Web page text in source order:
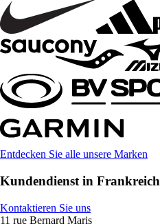
Entdecken Sie alle unsere Marken
Kundendienst in Frankreich
Kontaktieren Sie uns
11 rue Bernard Maris